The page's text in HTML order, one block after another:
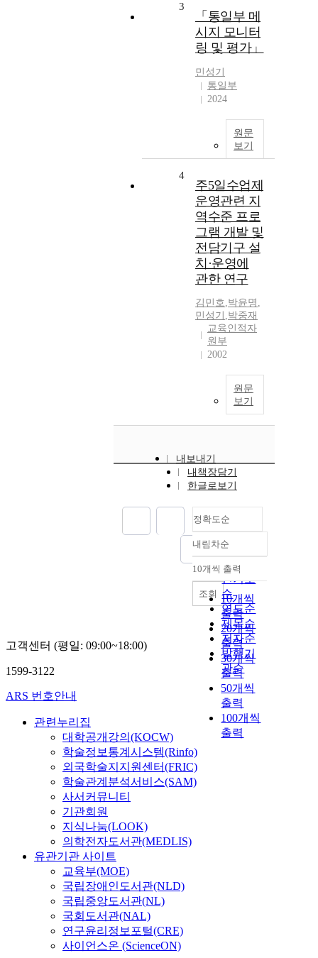
3
「통일부 메
시지 모니터
링 및 평가」
민성기
통일부
2024
원문
보기
4
주5일수업제
운영관련 지
역수준 프로
그램 개발 및
전담기구 설
치·운영에
관한 연구
김민호,박윤명 ,
민성기 ,박중재
교육인적자
원부
2002
원문
보기
내보내기
내책장담기
한글로보기
정확도순
정확도
순
인기도
순
연도순
제목순
저자순
발행기
관순
내림차순
내림차순
10개씩 출력
10개씩
출력
20개씩
출력
30개씩
출력
50개씩
출력
100개씩
출력
조회
고객센터 (평일: 09:00~18:00)
1599-3122
ARS 번호안내
관련누리집
대학공개강의(KOCW)
학술정보통계시스템(Rinfo)
외국학술지지원센터(FRIC)
학술관계분석서비스(SAM)
사서커뮤니티
기관회원
지식나눔(LOOK)
의학전자도서관(MEDLIS)
유관기관 사이트
교육부(MOE)
국립장애인도서관(NLD)
국립중앙도서관(NL)
국회도서관(NAL)
연구윤리정보포털(CRE)
사이언스온 (ScienceON)